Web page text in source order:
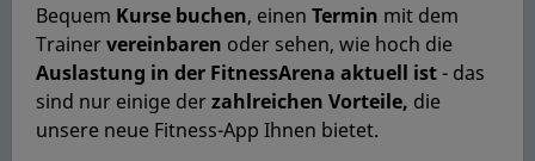
Bequem Kurse buchen, einen Termin mit dem
Trainervereinbaren oder sehen, wie hoch die
Auslastung in der FitnessArena aktuell ist- das
sind nur einige derzahlreichen Vorteile, die
unsere neue Fitness-App Ihnen bietet.